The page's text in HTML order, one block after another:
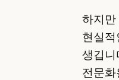
하지만
현실적
생깁니
전문화